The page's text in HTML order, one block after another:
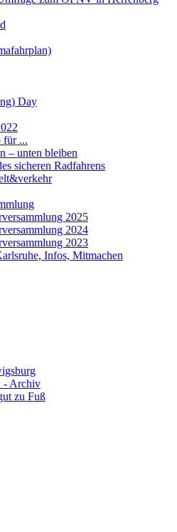
Day
für ...
– unten bleiben
sicheren Radfahrens
2025
2024
2023
Infos, Mitmachen
- Archiv
zu Fuß